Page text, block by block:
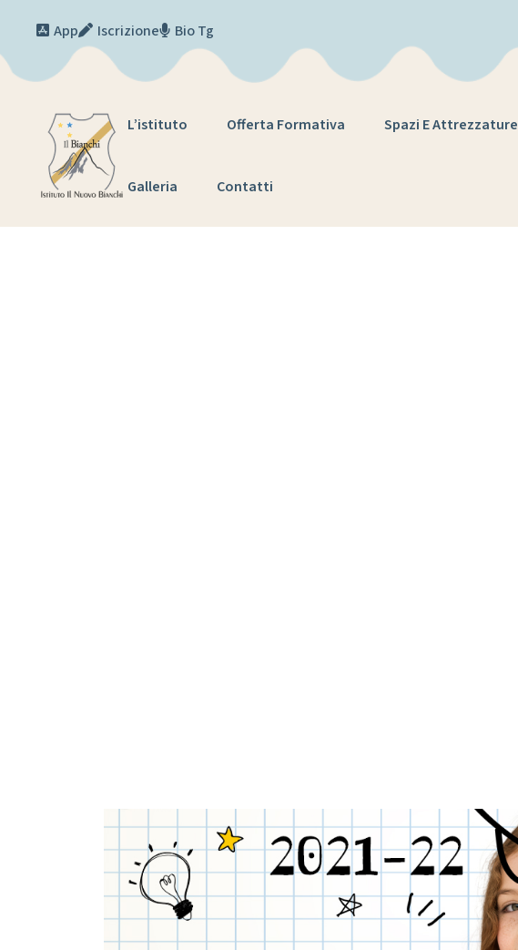
App
Iscrizione Bio Tg
L’istituto Offerta Formativa Spazi E Attrezzature
Galleria Contatti